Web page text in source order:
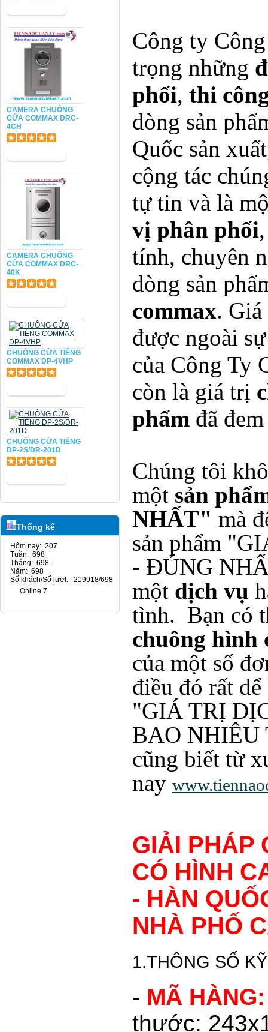
CAMERA CHUÔNG
CỬA COMMAX DRC-
4CH
CAMERA CHUÔNG
CỬA COMMAX DRC-
40K
CHUÔNG CỬA TIẾNG
COMMAX DP-4VHP
CHUÔNG CỬA TIẾNG
DP-2S/DR-201D
Thống kê
Hôm nay: 207
Tuần: 698
Tháng: 698
Năm: 698
Số khách/Số lượt: 219918/698
Online 7
Công ty
trọng những
phối, thi
dòng sản
Quốc sản
cộng tác
tự tin và là
vị phân phối,
tính, chuyên
dòng sản
commax.
được ngoài
của Công Ty
còn là giá trị
phẩm đã
Chúng tôi
một sản
NHẤT" mà
sản phẩm
- ĐÚNG
một dịch vụ
tình. Bạn có
chuông hình
của một số
điều đó rất
"GIÁ TRỊ
BAO NHIÊU
cũng biết từ
nay
GIẢI PHÁP
CÓ HÌNH
- HÀN
NHÀ PHỐ
1.THÔNG SỐ
- MÃ
thước: